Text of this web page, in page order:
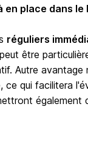
en place dans le
réguliers
être
Autre avantage
qui facilitera